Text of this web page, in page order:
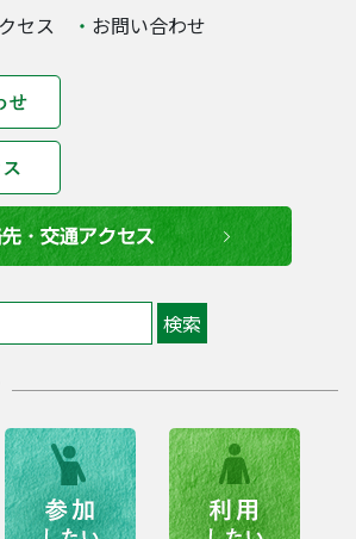
セス お問い合わせ